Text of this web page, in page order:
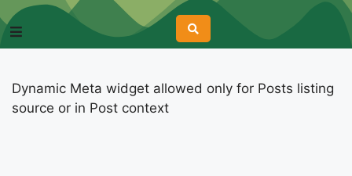
Dynamic Meta widget allowed only for Posts listing
source or in Post context